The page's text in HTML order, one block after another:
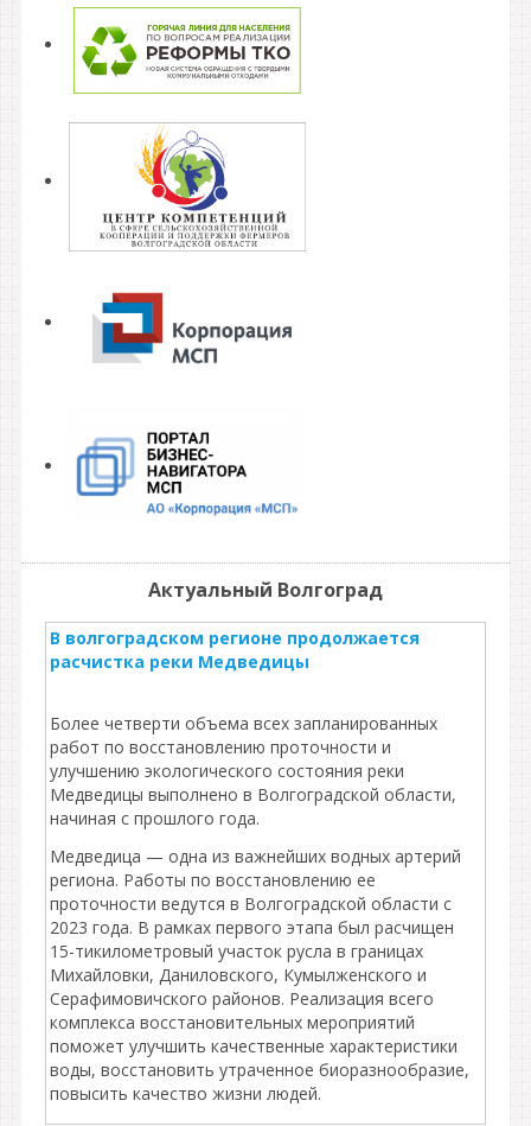
Актуальный Волгоград
В волгоградском регионе продолжается
расчистка реки Медведицы
Более четверти объема всех запланированных
работ по восстановлению проточности и
улучшению экологического состояния реки
Медведицы выполнено в Волгоградской области,
начиная с прошлого года.
Медведица — одна из важнейших водных артерий
региона. Работы по восстановлению ее
проточности ведутся в Волгоградской области с
2023 года. В рамках первого этапа был расчищен
15-тикилометровый участок русла в границах
Михайловки, Даниловского, Кумылженского и
Серафимовичского районов. Реализация всего
комплекса восстановительных мероприятий
поможет улучшить качественные характеристики
воды, восстановить утраченное биоразнообразие,
повысить качество жизни людей.